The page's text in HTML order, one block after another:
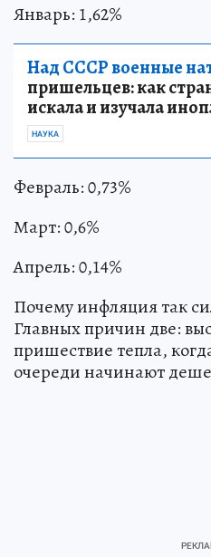
Январь: 1,62%
Над СССР военные
пришельцев: как
искала и изучала
НАУКА
Февраль: 0,73%
Март: 0,6%
Апрель: 0,14%
Почему инфляция так
Главных причин две:
пришествие тепла,
очереди начинают